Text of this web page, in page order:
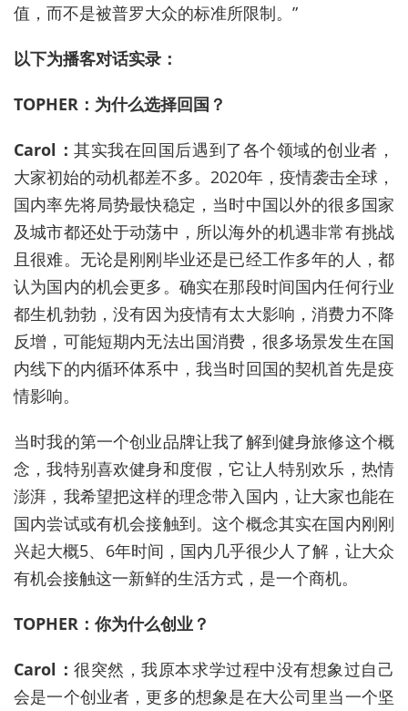
值，而不是被普罗大众的标准所限制。”
以下为播客对话实录：
TOPHER：为什么选择回国？
Carol：其实我在回国后遇到了各个领域的创业者，
大家初始的动机都差不多。2020年，疫情袭击全球，
国内率先将局势最快稳定，当时中国以外的很多国家
及城市都还处于动荡中，所以海外的机遇非常有挑战
且很难。无论是刚刚毕业还是已经工作多年的人，都
认为国内的机会更多。确实在那段时间国内任何行业
都生机勃勃，没有因为疫情有太大影响，消费力不降
反增，可能短期内无法出国消费，很多场景发生在国
内线下的内循环体系中，我当时回国的契机首先是疫
情影响。
当时我的第一个创业品牌让我了解到健身旅修这个概
念，我特别喜欢健身和度假，它让人特别欢乐，热情
澎湃，我希望把这样的理念带入国内，让大家也能在
国内尝试或有机会接触到。这个概念其实在国内刚刚
兴起大概5、6年时间，国内几乎很少人了解，让大众
有机会接触这一新鲜的生活方式，是一个商机。
TOPHER：你为什么创业？
Carol：很突然，我原本求学过程中没有想象过自己
会是一个创业者，更多的想象是在大公司里当一个坚